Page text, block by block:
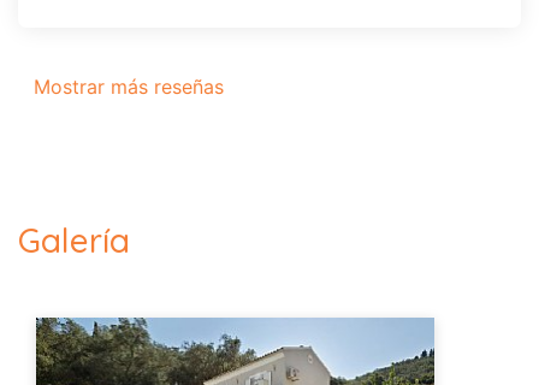
Mostrar más reseñas
Galería